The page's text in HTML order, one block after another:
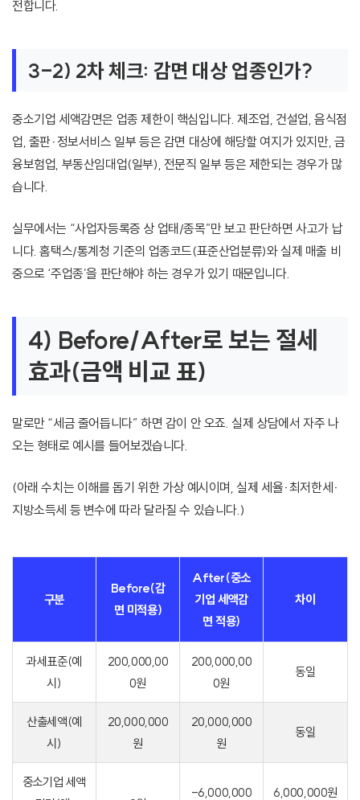
전합니다.
3-2) 2차 체크: 감면 대상 업종인가?
중소기업 세액감면은 업종 제한이 핵심입니다. 제조업, 건설업, 음식점
업, 출판·정보서비스 일부 등은 감면 대상에 해당할 여지가 있지만, 금
융보험업, 부동산임대업(일부), 전문직 일부 등은 제한되는 경우가 많
습니다.
실무에서는 “사업자등록증 상 업태/종목”만 보고 판단하면 사고가 납
니다. 홈택스/통계청 기준의 업종코드(표준산업분류)와 실제 매출 비
중으로 ‘주업종’을 판단해야 하는 경우가 있기 때문입니다.
4) Before/After로 보는 절세
효과(금액 비교 표)
말로만 “세금 줄어듭니다” 하면 감이 안 오죠. 실제 상담에서 자주 나
오는 형태로 예시를 들어보겠습니다.
(아래 수치는 이해를 돕기 위한 가상 예시이며, 실제 세율·최저한세·
지방소득세 등 변수에 따라 달라질 수 있습니다.)
구분
Before(감
면 미적용)
After(중소
기업 세액감
면 적용)
차이
과세표준(예
시)
200,000,00
0원
200,000,00
0원
동일
산출세액(예
시)
20,000,000
원
20,000,000
원
동일
중소기업 세액
-6,000,000
6,000,000원